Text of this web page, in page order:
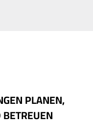
PLANEN,